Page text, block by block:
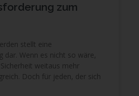
zum
stellt eine
dar. Wenn es nicht so wäre,
weitaus mehr
Doch für jeden, der sich